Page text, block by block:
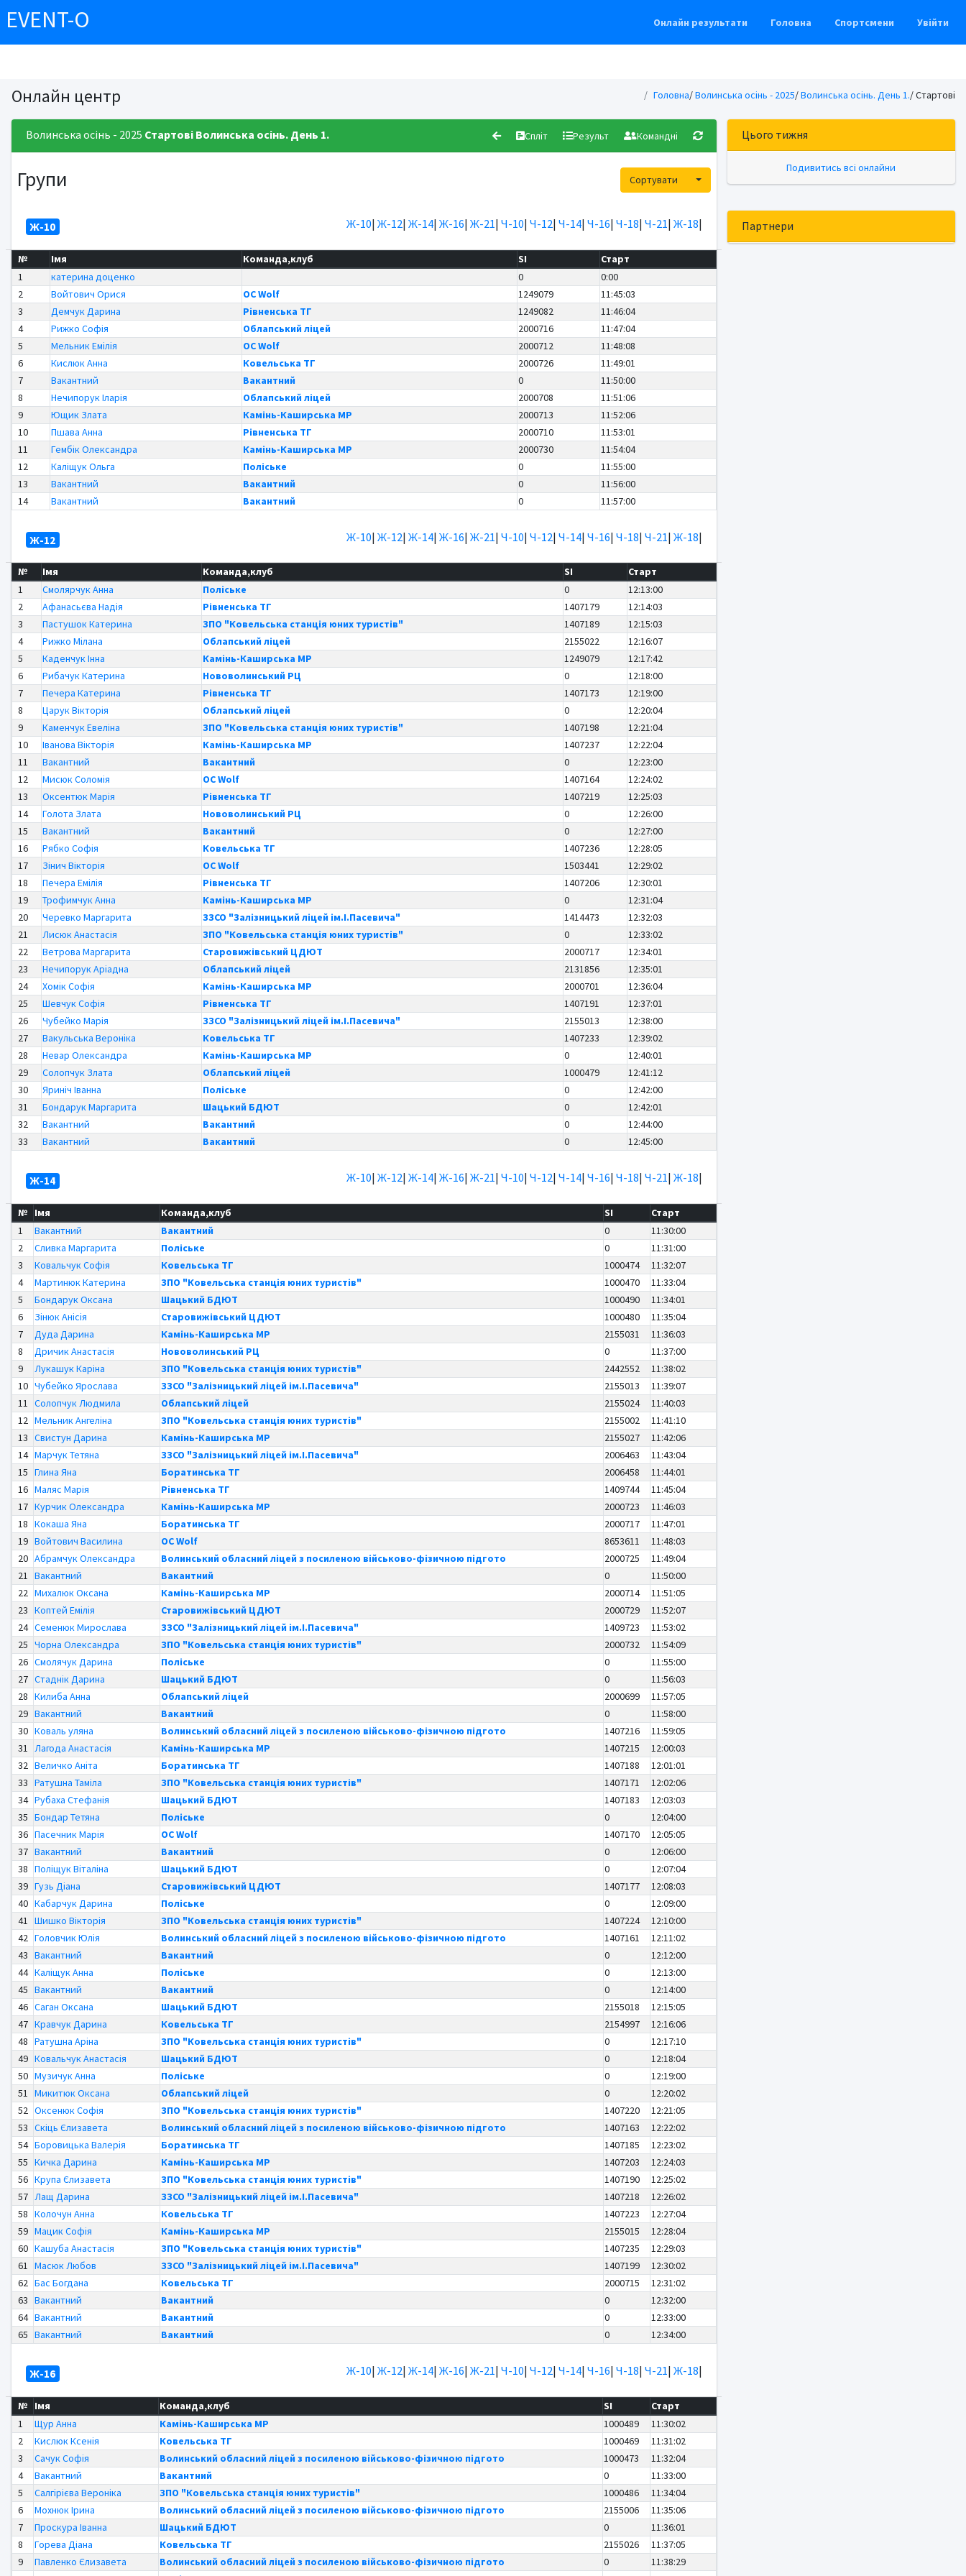
EVENT-O Онлайн результати Головна Спортсмени Увійти
Онлайн центр Головна/Волинська осінь - 2025/Волинська осінь. День 1./ Стартові
Волинська осінь - 2025 Стартові Волинська осінь. День 1. Спліт Результ Командні
Групи Сортувати Toggle Dropdown
Ж-10 Ж-10| Ж-12| Ж-14| Ж-16| Ж-21| Ч-10| Ч-12| Ч-14| Ч-16| Ч-18| Ч-21| Ж-18|
№ Імя Команда,клуб SI
Старт
1
катерина доценко 0
0:00
2
Войтович Орися OC Wolf 1249079
11:45:03
3
Демчук Дарина Рівненська ТГ 1249082
11:46:04
4
Рижко Софія Облапський ліцей 2000716
11:47:04
5
Мельник Емілія OC Wolf 2000712
11:48:08
6
Кислюк Анна Ковельська ТГ 2000726
11:49:01
7
Вакантний Вакантний 0
11:50:00
8
Нечипорук Іларія Облапський ліцей 2000708
11:51:06
9
Ющик Злата Камінь-Каширська МР 2000713
11:52:06
10
Пшава Анна Рівненська ТГ 2000710
11:53:01
11
Гембік Олександра Камінь-Каширська МР 2000730
11:54:04
12
Каліщук Ольга Поліське 0
11:55:00
13
Вакантний Вакантний 0
11:56:00
14
Вакантний Вакантний 0 11:57:00
Ж-12 Ж-10| Ж-12| Ж-14| Ж-16| Ж-21| Ч-10| Ч-12| Ч-14| Ч-16| Ч-18| Ч-21| Ж-18|
№ Імя Команда,клуб SI
Старт
1
Смолярчук Анна Поліське 0
12:13:00
2
Афанасьєва Надія Рівненська ТГ 1407179
12:14:03
3
Пастушок Катерина ЗПО "Ковельська станція юних туристів" 1407189
12:15:03
4
Рижко Мілана Облапський ліцей 2155022
12:16:07
5
Каденчук Інна Камінь-Каширська МР 1249079
12:17:42
6
Рибачук Катерина Нововолинський РЦ 0
12:18:00
7
Печера Катерина Рівненська ТГ 1407173
12:19:00
8
Царук Вікторія Облапський ліцей 0
12:20:04
9
Каменчук Евеліна ЗПО "Ковельська станція юних туристів" 1407198
12:21:04
10
Іванова Вікторія Камінь-Каширська МР 1407237
12:22:04
11
Вакантний Вакантний 0
12:23:00
12
Мисюк Соломія OC Wolf 1407164
12:24:02
13
Оксентюк Марія Рівненська ТГ 1407219
12:25:03
14
Голота Злата Нововолинський РЦ 0
12:26:00
15
Вакантний Вакантний 0
12:27:00
16
Рябко Софія Ковельська ТГ 1407236
12:28:05
17
Зінич Вікторія OC Wolf 1503441
12:29:02
18
Печера Емілія Рівненська ТГ 1407206
12:30:01
19
Трофимчук Анна Камінь-Каширська МР 0
12:31:04
20
Черевко Маргарита ЗЗСО "Залізницький ліцей ім.І.Пасевича" 1414473
12:32:03
21
Лисюк Анастасія ЗПО "Ковельська станція юних туристів" 0
12:33:02
22
Ветрова Маргарита Старовижівський ЦДЮТ 2000717
12:34:01
23
Нечипорук Аріадна Облапський ліцей 2131856
12:35:01
24
Хомік Софія Камінь-Каширська МР 2000701
12:36:04
25
Шевчук Софія Рівненська ТГ 1407191
12:37:01
26
Чубейко Марія ЗЗСО "Залізницький ліцей ім.І.Пасевича" 2155013
12:38:00
27
Вакульська Вероніка Ковельська ТГ 1407233
12:39:02
28
Невар Олександра Камінь-Каширська МР 0
12:40:01
29
Солопчук Злата Облапський ліцей 1000479
12:41:12
30
Яриніч Іванна Поліське 0
12:42:00
31
Бондарук Маргарита Шацький БДЮТ 0
12:42:01
32
Вакантний Вакантний 0
12:44:00
33
Вакантний Вакантний 0 12:45:00
Ж-14 Ж-10| Ж-12| Ж-14| Ж-16| Ж-21| Ч-10| Ч-12| Ч-14| Ч-16| Ч-18| Ч-21| Ж-18|
№ Імя Команда,клуб SI
Старт
1
Вакантний Вакантний 0
11:30:00
2
Сливка Маргарита Поліське 0
11:31:00
3
Ковальчук Софія Ковельська ТГ 1000474
11:32:07
4
Мартинюк Катерина ЗПО "Ковельська станція юних туристів" 1000470
11:33:04
5
Бондарук Оксана Шацький БДЮТ 1000490
11:34:01
6
Зінюк Анісія Старовижівський ЦДЮТ 1000480
11:35:04
7
Дуда Дарина Камінь-Каширська МР 2155031
11:36:03
8
Дричик Анастасія Нововолинський РЦ 0
11:37:00
9
Лукашук Каріна ЗПО "Ковельська станція юних туристів" 2442552
11:38:02
10 Чубейко Ярослава ЗЗСО "Залізницький ліцей ім.І.Пасевича" 2155013
11:39:07
11 Солопчук Людмила Облапський ліцей 2155024
11:40:03
12 Мельник Ангеліна ЗПО "Ковельська станція юних туристів" 2155002
11:41:10
13 Свистун Дарина Камінь-Каширська МР 2155027
11:42:06
14 Марчук Тетяна ЗЗСО "Залізницький ліцей ім.І.Пасевича" 2006463
11:43:04
15 Глина Яна Боратинська ТГ 2006458
11:44:01
16 Маляс Марія Рівненська ТГ 1409744
11:45:04
17 Курчик Олександра Камінь-Каширська МР 2000723
11:46:03
18 Кокаша Яна Боратинська ТГ 2000717
11:47:01
19 Войтович Василина OC Wolf 8653611
11:48:03
20 Абрамчук Олександра Волинський обласний ліцей з посиленою військово-фізичною підгото 2000725
11:49:04
21 Вакантний Вакантний 0
11:50:00
22 Михалюк Оксана Камінь-Каширська МР 2000714
11:51:05
23 Коптей Емілія Старовижівський ЦДЮТ 2000729
11:52:07
24 Семенюк Мирослава ЗЗСО "Залізницький ліцей ім.І.Пасевича" 1409723
11:53:02
25 Чорна Олександра ЗПО "Ковельська станція юних туристів" 2000732
11:54:09
26 Смолячук Дарина Поліське 0
11:55:00
27 Стаднік Дарина Шацький БДЮТ 0
11:56:03
28 Килиба Анна Облапський ліцей 2000699
11:57:05
29 Вакантний Вакантний 0
11:58:00
30 Коваль уляна Волинський обласний ліцей з посиленою військово-фізичною підгото 1407216
11:59:05
31 Лагода Анастасія Камінь-Каширська МР 1407215
12:00:03
32 Величко Аніта Боратинська ТГ 1407188
12:01:01
33 Ратушна Таміла ЗПО "Ковельська станція юних туристів" 1407171
12:02:06
34 Рубаха Стефанія Шацький БДЮТ 1407183
12:03:03
35 Бондар Тетяна Поліське 0
12:04:00
36 Пасечник Марія OC Wolf 1407170
12:05:05
37 Вакантний Вакантний 0
12:06:00
38 Поліщук Віталіна Шацький БДЮТ 0
12:07:04
39 Гузь Діана Старовижівський ЦДЮТ 1407177
12:08:03
40 Кабарчук Дарина Поліське 0
12:09:00
41 Шишко Вікторія ЗПО "Ковельська станція юних туристів" 1407224
12:10:00
42 Головчик Юлія Волинський обласний ліцей з посиленою військово-фізичною підгото 1407161
12:11:02
43 Вакантний Вакантний 0
12:12:00
44 Каліщук Анна Поліське 0
12:13:00
45 Вакантний Вакантний 0
12:14:00
46 Саган Оксана Шацький БДЮТ 2155018
12:15:05
47 Кравчук Дарина Ковельська ТГ 2154997
12:16:06
48 Ратушна Аріна ЗПО "Ковельська станція юних туристів" 0
12:17:10
49 Ковальчук Анастасія Шацький БДЮТ 0
12:18:04
50 Музичук Анна Поліське 0
12:19:00
51 Микитюк Оксана Облапський ліцей 0
12:20:02
52 Оксенюк Софія ЗПО "Ковельська станція юних туристів" 1407220
12:21:05
53 Скіць Єлизавета Волинський обласний ліцей з посиленою військово-фізичною підгото 1407163
12:22:02
54 Боровицька Валерія Боратинська ТГ 1407185
12:23:02
55 Кичка Дарина Камінь-Каширська МР 1407203
12:24:03
56 Крупа Єлизавета ЗПО "Ковельська станція юних туристів" 1407190
12:25:02
57 Лащ Дарина ЗЗСО "Залізницький ліцей ім.І.Пасевича" 1407218
12:26:02
58 Колочун Анна Ковельська ТГ 1407223
12:27:04
59 Мацик Софія Камінь-Каширська МР 2155015
12:28:04
60 Кашуба Анастасія ЗПО "Ковельська станція юних туристів" 1407235
12:29:03
61 Масюк Любов ЗЗСО "Залізницький ліцей ім.І.Пасевича" 1407199
12:30:02
62 Бас Богдана Ковельська ТГ 2000715
12:31:02
63 Вакантний Вакантний 0
12:32:00
64 Вакантний Вакантний 0
12:33:00
65 Вакантний Вакантний 0 12:34:00
Ж-16 Ж-10| Ж-12| Ж-14| Ж-16| Ж-21| Ч-10| Ч-12| Ч-14| Ч-16| Ч-18| Ч-21| Ж-18|
№ Імя Команда,клуб SI
Старт
1
Щур Анна Камінь-Каширська МР 1000489
11:30:02
2
Кислюк Ксенія Ковельська ТГ 1000469
11:31:02
3
Сачук Софія Волинський обласний ліцей з посиленою військово-фізичною підгото 1000473
11:32:04
4
Вакантний Вакантний 0
11:33:00
5
Салгірієва Вероніка ЗПО "Ковельська станція юних туристів" 1000486
11:34:04
6
Мохнюк Ірина Волинський обласний ліцей з посиленою військово-фізичною підгото 2155006
11:35:06
7
Проскура Іванна Шацький БДЮТ 0
11:36:01
8
Горева Діана Ковельська ТГ 2155026
11:37:05
9
Павленко Єлизавета Волинський обласний ліцей з посиленою військово-фізичною підгото 0
11:38:29
Цього тижня
Подивитись всі онлайни
Партнери